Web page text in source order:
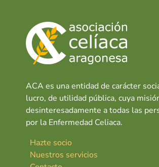
ACA es una entidad de carácter
lucro, de utilidad pública, cuya
desinteresadamente a todas las
por la Enfermedad Celiaca.
Hazte socio
Nuestros servicios